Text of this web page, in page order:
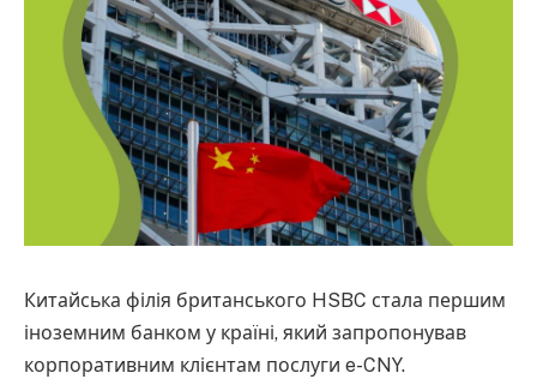
Китайська філія британського HSBC стала першим
іноземним банком у країні, який запропонував
корпоративним клієнтам послуги e-CNY.